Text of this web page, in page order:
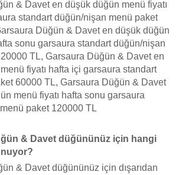
& Davet en düşük düğün menü fiyatı
standart düğün/nişan menü paket
Düğün & Davet en düşük düğün
sonu garsaura standart düğün/nişan
TL, Garsaura Düğün & Davet en
fiyatı hafta içi garsaura standart
60000 TL, Garsaura Düğün & Davet
menü fiyatı hafta sonu garsaura
paket 120000 TL
& Davet düğününüz için hangi
& Davet düğününüz için dışarıdan